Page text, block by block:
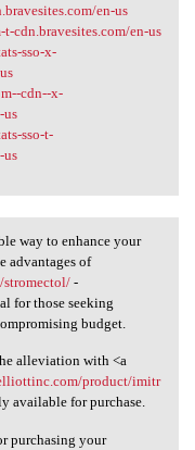
en-us
cdn.bravesites.com/en-us
sso-x-
cdn--x-
us
sso-t-
us
way
way to enhance your
advantages of
-
for those seeking
budget.
alleviation with <a
product/imitr
available for purchase.
purchasing your